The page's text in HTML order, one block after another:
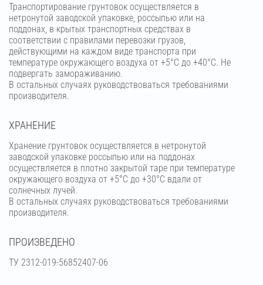
Транспортирование грунтовок осуществляется в
нетронутой заводской упаковке, россыпью или на
поддонах, в крытых транспортных средствах в
соответствии с правилами перевозки грузов,
действующими на каждом виде транспорта при
температуре окружающего воздуха от +5°С до +40°С. Не
подвергать замораживанию.
В остальных случаях руководствоваться требованиями
производителя.
ХРАНЕНИЕ
Хранение грунтовок осуществляется в нетронутой
заводской упаковке россыпью или на поддонах
осуществляется в плотно закрытой таре при температуре
окружающего воздуха от +5°С до +30°С вдали от
солнечных лучей.
В остальных случаях руководствоваться требованиями
производителя.
ПРОИЗВЕДЕНО
ТУ 2312-019-56852407-06